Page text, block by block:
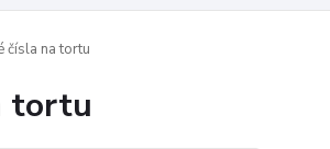
čísla na tortu
tortu